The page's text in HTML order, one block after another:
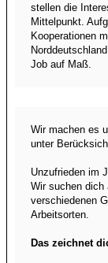
stellen die
Mittelpunkt.
Kooperationen
Job auf Maß.
Wir machen es
unter
Unzufrieden im
Wir suchen dich
verschiedenen
Arbeitsorten.
Das zeichnet